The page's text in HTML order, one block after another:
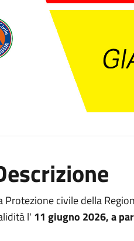
Protezione civile della
l' 11 giugno 2026, a